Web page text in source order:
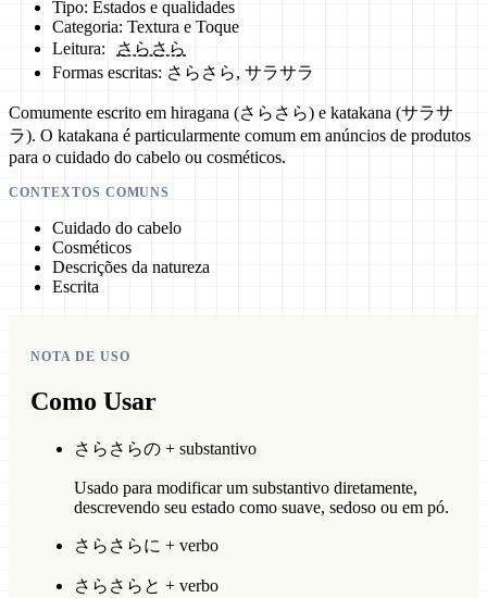
Tipo: Estados e qualidades
Categoria: Textura e Toque
Leitura:
さらさら
Formas escritas: さらさら, サラサラ
Comumente escrito em hiragana (さらさら) e katakana (サラサ
ラ). O katakana é particularmente comum em anúncios de produtos
para o cuidado do cabelo ou cosméticos.
CONTEXTOS COMUNS
Cuidado do cabelo
Cosméticos
Descrições da natureza
Escrita
NOTA DE USO
Como Usar
さらさらの + substantivo
Usado para modificar um substantivo diretamente,
descrevendo seu estado como suave, sedoso ou em pó.
さらさらに + verbo
さらさらと + verbo